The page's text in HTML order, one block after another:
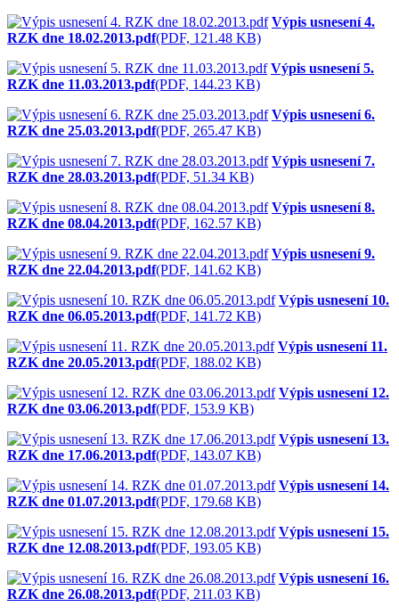
Výpis usnesení 4.
RZK dne 18.02.2013.pdf(PDF, 121.48 KB)
Výpis usnesení 5.
RZK dne 11.03.2013.pdf(PDF, 144.23 KB)
Výpis usnesení 6.
RZK dne 25.03.2013.pdf(PDF, 265.47 KB)
Výpis usnesení 7.
RZK dne 28.03.2013.pdf(PDF, 51.34 KB)
Výpis usnesení 8.
RZK dne 08.04.2013.pdf(PDF, 162.57 KB)
Výpis usnesení 9.
RZK dne 22.04.2013.pdf(PDF, 141.62 KB)
Výpis usnesení 10.
RZK dne 06.05.2013.pdf(PDF, 141.72 KB)
Výpis usnesení 11.
RZK dne 20.05.2013.pdf(PDF, 188.02 KB)
Výpis usnesení 12.
RZK dne 03.06.2013.pdf(PDF, 153.9 KB)
Výpis usnesení 13.
RZK dne 17.06.2013.pdf(PDF, 143.07 KB)
Výpis usnesení 14.
RZK dne 01.07.2013.pdf(PDF, 179.68 KB)
Výpis usnesení 15.
RZK dne 12.08.2013.pdf(PDF, 193.05 KB)
Výpis usnesení 16.
RZK dne 26.08.2013.pdf(PDF, 211.03 KB)